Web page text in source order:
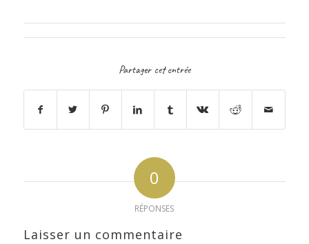
Partager cet entrée
0
RÉPONSES
Laisser un commentaire